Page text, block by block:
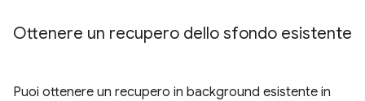
Ottenere un recupero dello sfondo esistente
Puoi ottenere un recupero in background esistente in